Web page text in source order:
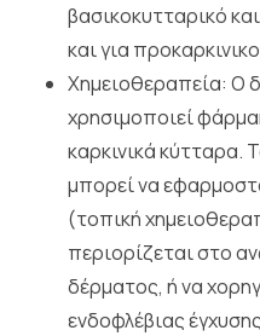
βασικοκυτταρικό
και για
Χημειοθεραπεία: Ο
χρησιμοποιεί
καρκινικά κύτταρα.
μπορεί να
(τοπική
περιορίζεται στο
δέρματος, ή να
ενδοφλέβιας